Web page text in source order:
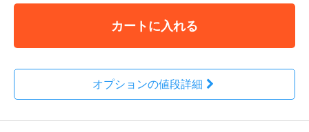
カートに入れる
オプションの値段詳細